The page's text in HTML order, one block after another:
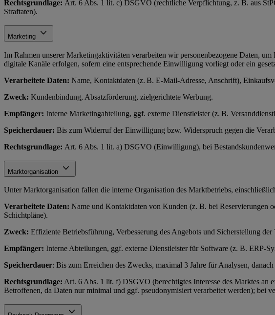
Rechtsgrundlage: Art. 6 Abs. 1 lit. c) DSGVO (rechtliche Verpflichtung, z. B. aus
Straftaten).
Marketing
Im Rahmen unserer Marketingaktivitäten verarbeiten wir personenbezogene Daten,
digitale Kanäle erfolgen, sofern eine entsprechende Einwilligung vorliegt oder ein
Verarbeitete Daten: Name, Kontaktdaten (z. B. E-Mail-Adresse, Anschrift),
Zweck: Kundenbindung, Absatzförderung, zielgerichtete Werbung.
Empfänger: Interne Marketingabteilung, ggf. externe Dienstleister (z. B.
Speicherdauer: Bis zum Widerruf der Einwilligung bzw. Widerspruch gegen die
Rechtsgrundlage: Art. 6 Abs. 1 lit. a) DSGVO (Einwilligung), bei
Marktorganisation
Unter Marktorganisation fallen die interne Organisation des Marktbetriebs,
Verarbeitete Daten: Name und Kontaktdaten von Kunden (z. B. bei Reservierungen
Schichtpläne).
Zweck: Effiziente Betriebsführung, Verbesserung des Angebots und Sicherstellung
Empfänger: Interne Abteilungen, ggf. externe Dienstleister für Software (z. B. ERP-
Speicherdauer: Bis zum Erreichen des Zwecks, maximal 3 Jahre für Analysen,
Rechtsgrundlage: Art. 6 Abs. 1 lit. f) DSGVO (berechtigtes Interesse des Marktes an
Betroffenen, da Daten nur minimal und ggf. pseudonymisiert verarbeitet werden); bei